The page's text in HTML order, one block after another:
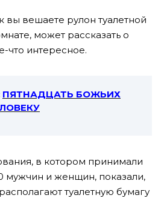
вы вешаете рулон туалетной
может рассказать о
что интересное.
ПЯТНАДЦАТЬ БОЖЬИХ
в котором принимали
мужчин и женщин, показали,
туалетную бумагу